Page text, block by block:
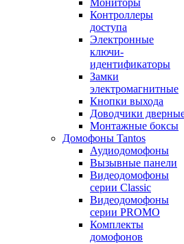
Мониторы
Контроллеры
доступа
Электронные
ключи-
идентификаторы
Замки
электромагнитные
Кнопки выхода
Доводчики
Монтажные боксы
Домофоны Tantos
Аудиодомофоны
Вызывные панели
Видеодомофоны
серии Classic
Видеодомофоны
серии PROMO
Комплекты
домофонов